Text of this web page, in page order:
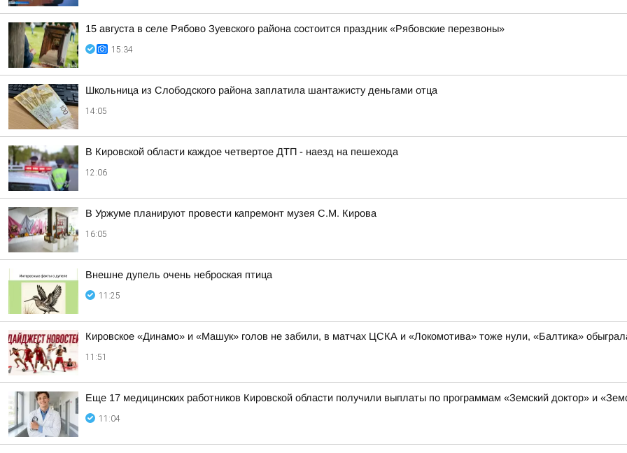
15 августа в селе Рябово Зуевского района состоится праздник «Рябовские перезвоны»
15:34
Школьница из Слободского района заплатила шантажисту деньгами отца
14:05
В Кировской области каждое четвертое ДТП - наезд на пешехода
12:06
В Уржуме планируют провести капремонт музея С.М. Кирова
16:05
Внешне дупель очень неброская птица
11:25
Кировское «Динамо» и «Машук» голов не забили, в матчах ЦСКА и «Локомотива» тоже нули, «Балтика»
11:51
Еще 17 медицинских работников Кировской области получили выплаты по программам «Земский доктор» и
11:04